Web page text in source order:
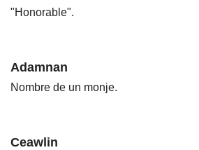
"Honorable".
Adamnan
Nombre de un monje.
Ceawlin